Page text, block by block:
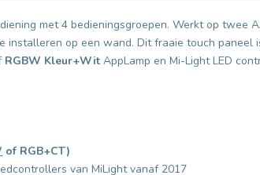
met 4 bedieningsgroepen. Werkt op twee
installeren op een wand. Dit fraaie touch paneel
RGBW Kleur+Wit AppLamp en Mi-Light LED
of RGB+CT)
van MiLight vanaf 2017